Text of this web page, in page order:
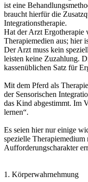
ist eine
braucht hierfür die
Integrationstherapie.
Hat der Arzt Ergotherapie
Therapiemedien aus; hier
Der Arzt muss kein
leisten keine Zuzahlung.
kassenüblichen Satz für
Mit dem Pferd als
der Sensorischen
das Kind abgestimmt. Im
lernen“.
Es seien hier nur einige
spezielle Therapiemedium
Aufforderungscharakter
1. Körperwahrnehmung